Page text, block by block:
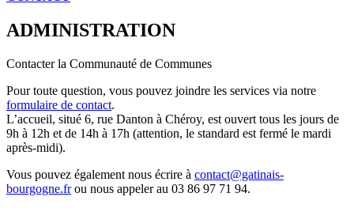
ADMINISTRATION
Contacter la Communauté de Communes
Pour toute question, vous pouvez joindre les services via notre
formulaire de contact.
L’accueil, situé 6, rue Danton à Chéroy, est ouvert tous les jours de
9h à 12h et de 14h à 17h (attention, le standard est fermé le mardi
après-midi).
Vous pouvez également nous écrire à contact@gatinais-
bourgogne.frou nous appeler au 03 86 97 71 94.